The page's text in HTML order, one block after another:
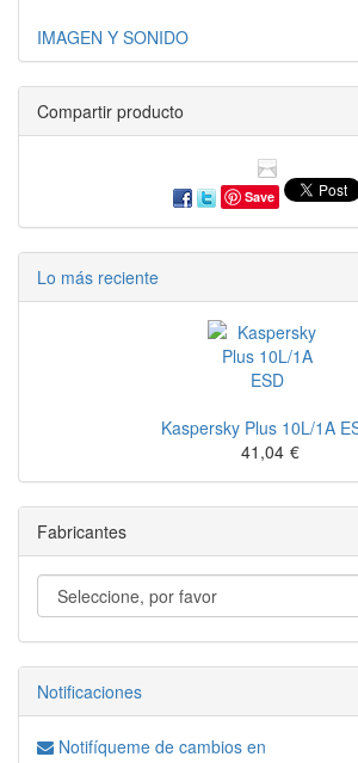
IMAGEN Y SONIDO
Compartir producto
Save
Lo más reciente
Kaspersky Plus 10L/1A
41,04 €
Fabricantes
Notificaciones
Notifíqueme de cambios en